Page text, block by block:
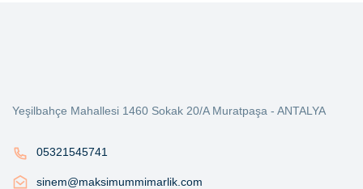
Yeşilbahçe Mahallesi 1460 Sokak 20/A Muratpaşa - ANTALYA
05321545741
sinem@maksimummimarlik.com